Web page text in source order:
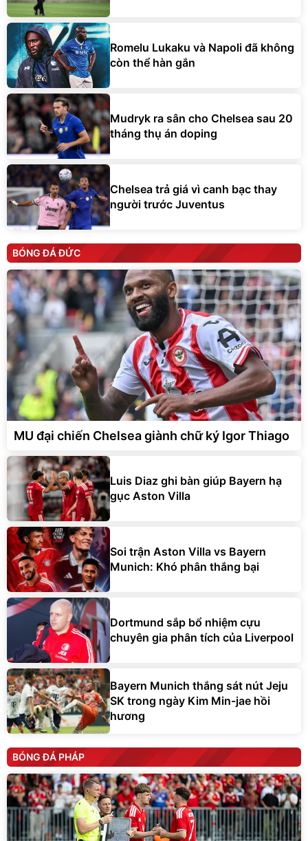
Romelu Lukaku và Napoli đã không
còn thể hàn gắn
Mudryk ra sân cho Chelsea sau 20
tháng thụ án doping
Chelsea trả giá vì canh bạc thay
người trước Juventus
BÓNG ĐÁ ĐỨC
MU đại chiến Chelsea giành chữ ký Igor Thiago
Luis Diaz ghi bàn giúp Bayern hạ
gục Aston Villa
Soi trận Aston Villa vs Bayern
Munich: Khó phân thắng bại
Dortmund sắp bổ nhiệm cựu
chuyên gia phân tích của Liverpool
Bayern Munich thắng sát nút Jeju
SK trong ngày Kim Min-jae hồi
hương
BÓNG ĐÁ PHÁP